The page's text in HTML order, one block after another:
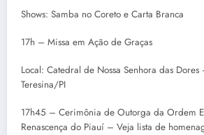
Shows: Samba no Coreto e Carta Branca
17h – Missa em Ação de Graças
Local: Catedral de Nossa Senhora das
Teresina/PI
17h45 – Cerimônia de Outorga da Ordem
Renascença do Piauí – Veja lista de